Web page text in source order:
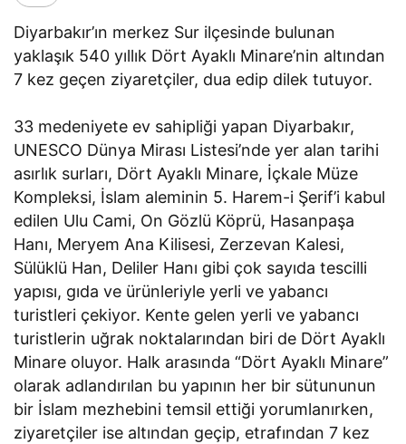
Diyarbakır’ın merkez Sur ilçesinde bulunan
yaklaşık 540 yıllık Dört Ayaklı Minare’nin altından
7 kez geçen ziyaretçiler, dua edip dilek tutuyor.
33 medeniyete ev sahipliği yapan Diyarbakır,
UNESCO Dünya Mirası Listesi’nde yer alan tarihi
asırlık surları, Dört Ayaklı Minare, İçkale Müze
Kompleksi, İslam aleminin 5. Harem-i Şerif’i kabul
edilen Ulu Cami, On Gözlü Köprü, Hasanpaşa
Hanı, Meryem Ana Kilisesi, Zerzevan Kalesi,
Sülüklü Han, Deliler Hanı gibi çok sayıda tescilli
yapısı, gıda ve ürünleriyle yerli ve yabancı
turistleri çekiyor. Kente gelen yerli ve yabancı
turistlerin uğrak noktalarından biri de Dört Ayaklı
Minare oluyor. Halk arasında “Dört Ayaklı Minare”
olarak adlandırılan bu yapının her bir sütununun
bir İslam mezhebini temsil ettiği yorumlanırken,
ziyaretçiler ise altından geçip, etrafından 7 kez